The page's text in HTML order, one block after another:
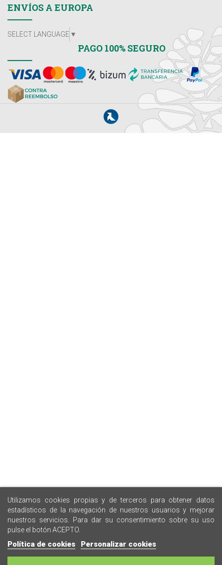
Utilizamos cookies propias y de terceros para obtener datos
estadísticos de la navegación de nuestros usuarios y mejorar
nuestros servicios. Para dar su consentimiento sobre su uso
pulse el botón ACEPTO.
Política de cookies Personalizar cookies
ENVÍOS A EUROPA
SELECT LANGUAGE ▼
PAGO 100% SEGURO